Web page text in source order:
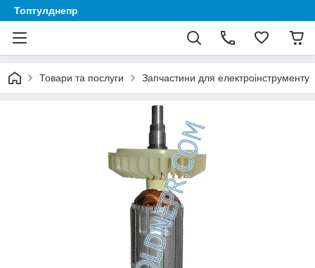
Топтулднепр
Товари та послуги Запчастини для електроінструменту